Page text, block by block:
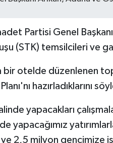
Partisi Genel
(STK) temsilcileri ve
bir otelde düzenlenen
hazırladıklarını
yapacakları
yapacağımız
ve 2,5 milyon gencimize